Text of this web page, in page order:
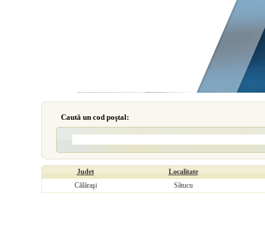
Caută un cod poştal:
Judet
Localitate
Călăraşi
Sătucu